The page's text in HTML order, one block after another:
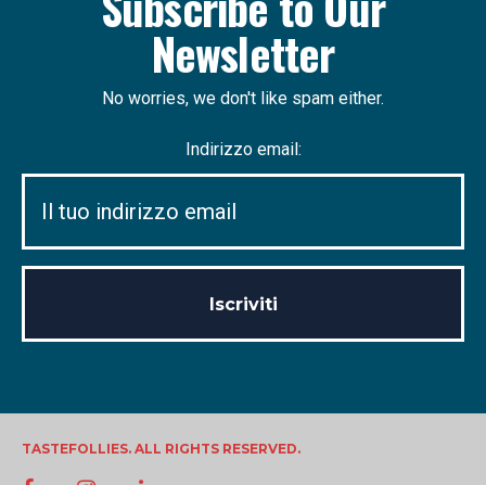
Newsletter
No worries, we don't like spam either.
Indirizzo email:
TASTEFOLLIES. ALL RIGHTS RESERVED.